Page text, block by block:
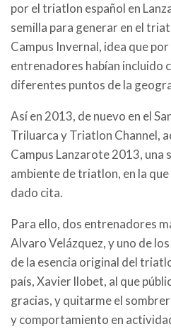
por el triatlon español en
semilla para generar en el
Campus Invernal, idea que
entrenadores habían incluido
diferentes puntos de la
Así en 2013, de nuevo en el
Triluarca y Triatlon Channel,
Campus Lanzarote 2013, una
ambiente de triatlon, en la
dado cita.
Para ello, dos entrenadores
Alvaro Velázquez, y uno de
de la esencia original del
país, Xavier llobet, al que
gracias, y quitarme el
y comportamiento en